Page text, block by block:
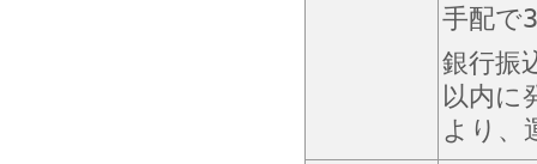
手配で
銀行振
以内に
より、